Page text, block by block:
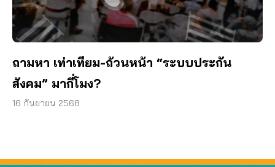
ถามหา เท่าเทียม-ถ้วนหน้า “ระบบประกัน
สังคม” มากี่โมง?
16 กันยายน 2568